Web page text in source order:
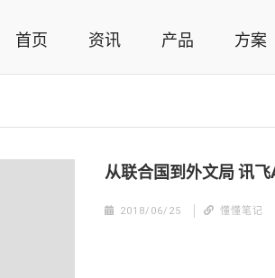
居系统，智能家居产品，智能家居解决方案，智
首页 资讯 产品 方案
从联合国到外文局 讯
2018/06/25 懂懂笔记